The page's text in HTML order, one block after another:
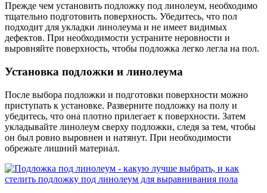
Прежде чем установить подложку под линолеум, необходимо
тщательно подготовить поверхность. Убедитесь, что пол
подходит для укладки линолеума и не имеет видимых
дефектов. При необходимости устраните неровности и
выровняйте поверхность, чтобы подложка легко легла на пол.
Установка подложки и линолеума
После выбора подложки и подготовки поверхности можно
приступать к установке. Разверните подложку на полу и
убедитесь, что она плотно прилегает к поверхности. Затем
укладывайте линолеум сверху подложки, следя за тем, чтобы
он был ровно выровнен и натянут. При необходимости
обрежьте лишний материал.